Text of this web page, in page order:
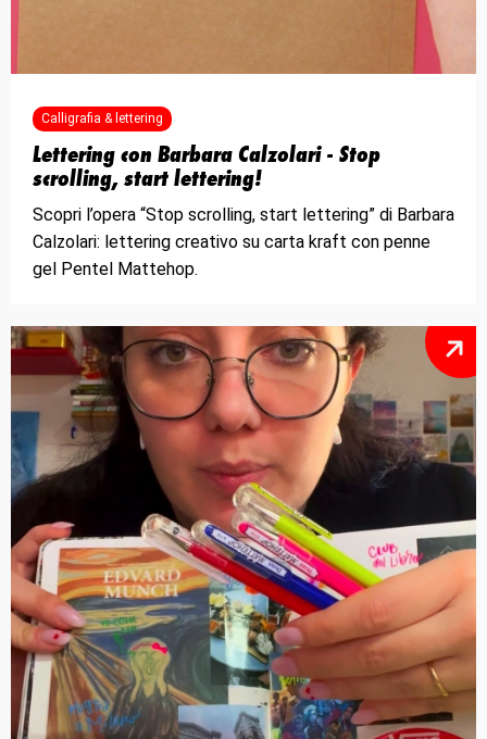
Calligrafia & lettering
Lettering con Barbara Calzolari - Stop
scrolling, start lettering!
Scopri l’opera “Stop scrolling, start lettering” di Barbara
Calzolari: lettering creativo su carta kraft con penne
gel Pentel Mattehop.